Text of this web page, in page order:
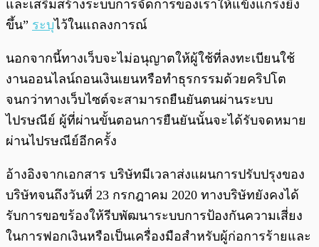
และเสริมสร้างระบบการจัดการของเราให้แข็งแกร่งยิ่ง
ขึ้น” ระบุไว้ในแถลงการณ์
นอกจากนี้ทางเว็บจะไม่อนุญาตให้ผู้ใช้ที่ลงทะเบียนใช้
งานออนไลน์ถอนเงินเยนหรือทำธุรกรรมด้วยคริปโต
จนกว่าทางเว็บไซต์จะสามารถยืนยันตนผ่านระบบ
ไปรษณีย์ ผู้ที่ผ่านขั้นตอนการยืนยันนั้นจะได้รับจดหมาย
ผ่านไปรษณีย์อีกครั้ง
อ้างอิงจากเอกสาร บริษัทมีเวลาส่งแผนการปรับปรุงของ
บริษัทจนถึงวันที่ 23 กรกฎาคม 2020 ทางบริษัทยังคงได้
รับการขอขร้องให้รีบพัฒนาระบบการป้องกันความเสี่ยง
ในการฟอกเงินหรือเป็นเครื่องมือสำหรับผู้ก่อการร้ายและ